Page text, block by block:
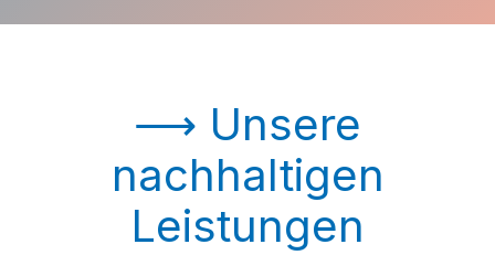
⟶ Unsere
nachhaltigen
Leistungen